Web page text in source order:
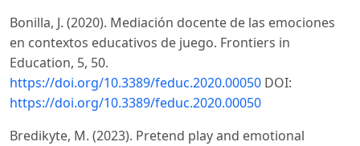
Bonilla, J. (2020). Mediación docente de las emociones
en contextos educativos de juego. Frontiers in
Education, 5, 50.
https://doi.org/10.3389/feduc.2020.00050 DOI:
https://doi.org/10.3389/feduc.2020.00050
Bredikyte, M. (2023). Pretend play and emotional